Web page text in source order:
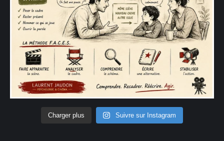
Charger plus Suivre sur Instagram